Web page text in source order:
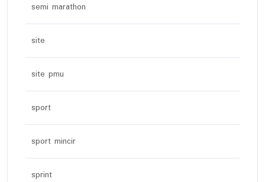
semi marathon
site
site pmu
sport
sport mincir
sprint